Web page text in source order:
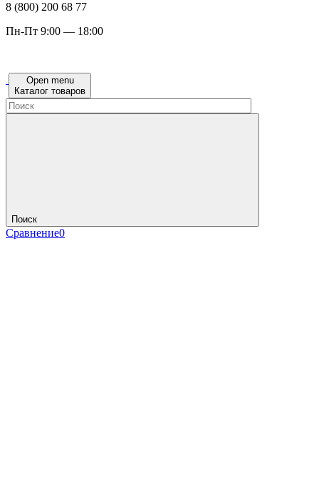
8 (800) 200 68 77
Пн-Пт 9:00 — 18:00
Open menu
Каталог товаров
Поиск
Сравнение0